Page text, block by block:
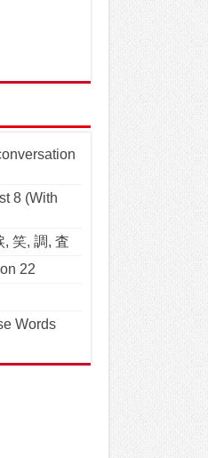
8 (With
, 笑, 調, 査
22
Words